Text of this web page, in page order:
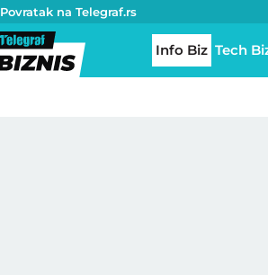
Povratak na Telegraf.rs
Info Biz Tech